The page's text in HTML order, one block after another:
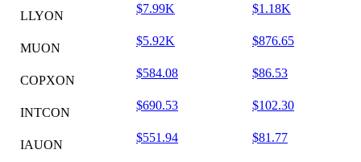
LLYON
$7.99K $1.18K
MUON
$5.92K $876.65
COPXON
$584.08 $86.53
INTCON
$690.53 $102.30
IAUON
$551.94 $81.77